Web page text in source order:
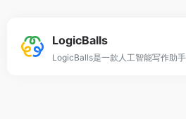
LogicBalls